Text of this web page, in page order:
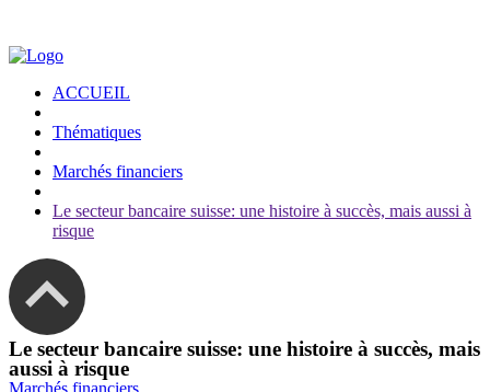
ACCUEIL
Thématiques
Marchés financiers
Le secteur bancaire suisse: une histoire à succès, mais aussi à
risque
Le secteur bancaire suisse: une histoire à succès, mais
aussi à risque
Marchés financiers